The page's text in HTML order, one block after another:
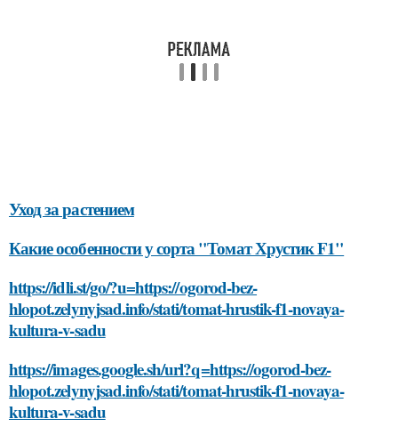
Уход за растением
Какие особенности у сорта "Томат Хрустик F1"
https://idli.st/go/?u=https://ogorod-bez-
hlopot.zelynyjsad.info/stati/tomat-hrustik-f1-novaya-
kultura-v-sadu
https://images.google.sh/url?q=https://ogorod-bez-
hlopot.zelynyjsad.info/stati/tomat-hrustik-f1-novaya-
kultura-v-sadu